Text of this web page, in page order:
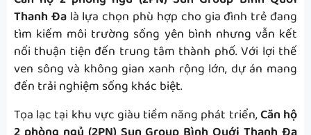
Thanh Đalà lựa chọn phù hợp cho gia đình trẻ đang
tìm kiếm môi trường sống yên bình nhưng vẫn kết
nối thuận tiện đến trung tâm thành phố. Với lợi thế
ven sông và không gian xanh rộng lớn, dự án mang
đến trải nghiệm sống khác biệt.
Tọa lạc tại khu vực giàu tiềm năng phát triển,Căn hộ